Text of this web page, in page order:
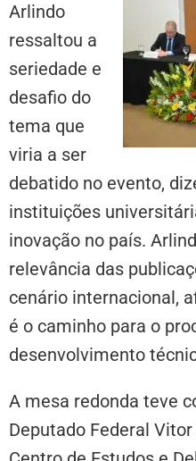
Arlindo
ressaltou a
seriedade e
desafio do
tema que
viria a ser
debatido no evento,
instituições
inovação no país.
relevância das
cenário internacional,
é o caminho para o
desenvolvimento
A mesa redonda teve
Deputado Federal